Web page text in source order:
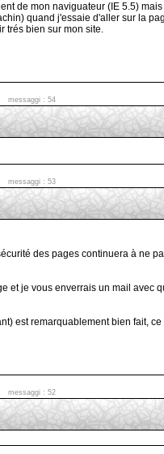
de mon naviguateur (IE 5.5)
quand j'essaie d'aller sur la
trés bien sur mon site.
messaggi : 54
messaggi : 53
des pages continuera à ne
et je vous enverrais un mail avec
est remarquablement bien fait, ce
messaggi : 52